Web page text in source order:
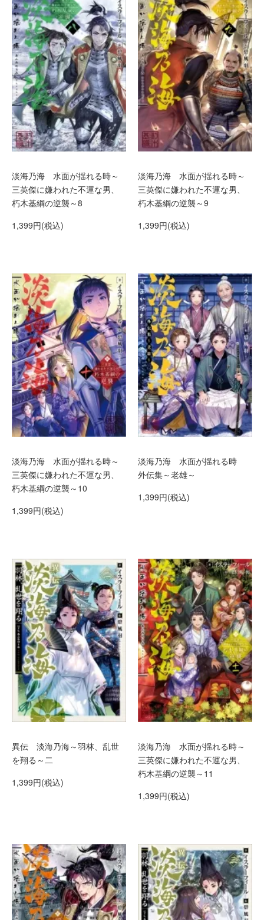
淡海乃海 水面が揺れる時～
三英傑に嫌われた不運な男、
朽木基綱の逆襲～8
1,399円(税込)
淡海乃海 水面が揺れる時～
三英傑に嫌われた不運な男、
朽木基綱の逆襲～9
1,399円(税込)
淡海乃海 水面が揺れる時～
三英傑に嫌われた不運な男、
朽木基綱の逆襲～10
1,399円(税込)
淡海乃海 水面が揺れる時
外伝集～老雄～
1,399円(税込)
異伝 淡海乃海～羽林、乱世
を翔る～二
1,399円(税込)
淡海乃海 水面が揺れる時～
三英傑に嫌われた不運な男、
朽木基綱の逆襲～11
1,399円(税込)